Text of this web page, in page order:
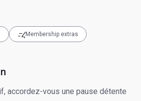
Membership extras
accordez-vous une pause détente